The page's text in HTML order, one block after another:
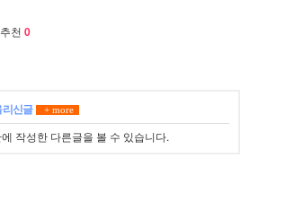
추천 0
신글 + more
작성한 다른글을 볼 수 있습니다.